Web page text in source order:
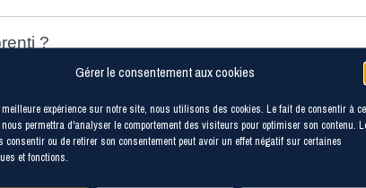
Gérer le consentement aux cookies
expérience sur notre site, nous utilisons des cookies. Le fait de consentir à
permettra d'analyser le comportement des visiteurs pour optimiser son contenu.
consentir ou de retirer son consentement peut avoir un effet négatif sur certaines
et fonctions.
?
?